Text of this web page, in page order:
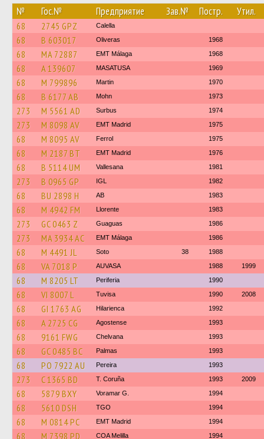
№ Гос.№ Предприятие Зав.№ Постр. Утил.
68 2745 GPZ Calella
68 B 603017 Oliveras 1968
68 MA 72887 EMT Málaga 1968
68 A 139607 MASATUSA 1969
68 M 799896 Martin 1970
68 B 6177 AB Mohn 1973
273 M 5561 AD Surbus 1974
273 M 8098 AV EMT Madrid 1975
68 M 8095 AV Ferrol 1975
68 M 2187 BT EMT Madrid 1976
68 B 5114 UM Vallesana 1981
273 B 0965 GP IGL 1982
68 BU 2898 H AB 1983
68 M 4942 FM Llorente 1983
273 GC 0463 Z Guaguas 1986
273 MA 3934 AC EMT Málaga 1986
68 M 4491 JL Soto 38 1988
68 VA 7018 P AUVASA 1988 1999
68 M 8205 LT Periferia 1990
68 VI 8007 L Tuvisa 1990 2008
68 GI 1763 AG Hilarienca 1992
68 A 2725 CG Agostense 1993
68 9161 FWG Chelvana 1993
68 GC 0485 BC Palmas 1993
68 PO 7922 AU Pereira 1993
273 C 1365 BD T. Coruña 1993 2009
68 5879 BXY Voramar G. 1994
68 5610 DSH TGO 1994
68 M 0814 PC EMT Madrid 1994
68 M 7398 PD COA Melilla 1994